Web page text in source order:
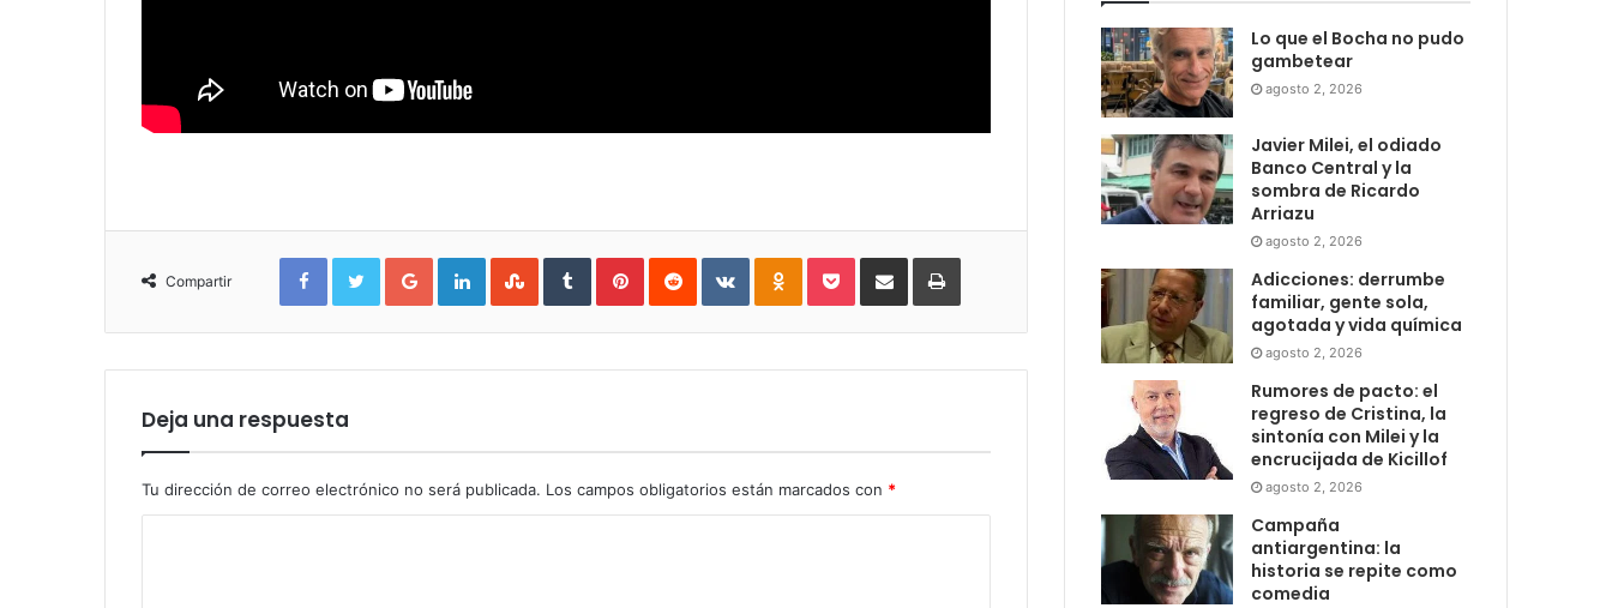
Compartir
FacebookTwitterGoogle+LinkedInStumbleUpon
TumblrPinterestReddit VKontakteOdnoklassniki
PocketShare
Email
Print
Deja una respuesta
Tu dirección de correo electrónico no será publicada. Los campos obligatorios están marcados con *
Lo que el Bocha no pudo
gambetear
agosto 2, 2026
Javier Milei, el odiado
Banco Central y la
sombra de Ricardo
Arriazu
agosto 2, 2026
Adicciones: derrumbe
familiar, gente sola,
agotada y vida química
agosto 2, 2026
Rumores de pacto: el
regreso de Cristina, la
sintonía con Milei y la
encrucijada de Kicillof
agosto 2, 2026
Campaña
antiargentina: la
historia se repite como
comedia